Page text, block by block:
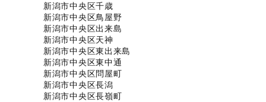
新潟市中央区千歳
新潟市中央区鳥屋野
新潟市中央区出来島
新潟市中央区天神
新潟市中央区東出来島
新潟市中央区東中通
新潟市中央区問屋町
新潟市中央区長潟
新潟市中央区長嶺町